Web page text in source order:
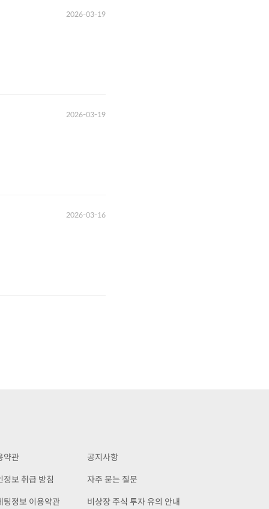
2026-03-19
2026-03-19
2026-03-16
약관
정보 취급 방침
팅정보 이용약관
공지사항
자주 묻는 질문
비상장 주식 투자 유의 안내